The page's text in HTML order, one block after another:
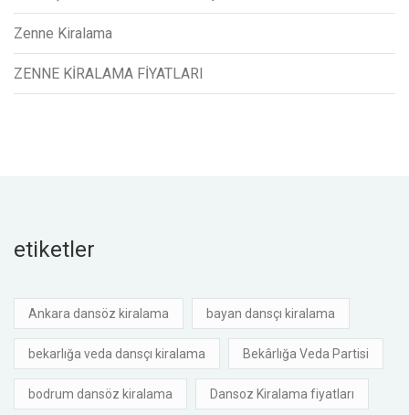
Zenne Kiralama
ZENNE KİRALAMA FİYATLARI
etiketler
Ankara dansöz kiralama bayan dansçı kiralama
bekarlığa veda dansçı kiralama Bekârlığa Veda Partisi
bodrum dansöz kiralama Dansoz Kiralama fiyatları